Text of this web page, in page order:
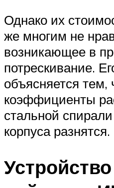
Однако их
же многим не
возникающее в
потрескивание.
объясняется тем,
коэффициенты
стальной
корпуса разнятся.